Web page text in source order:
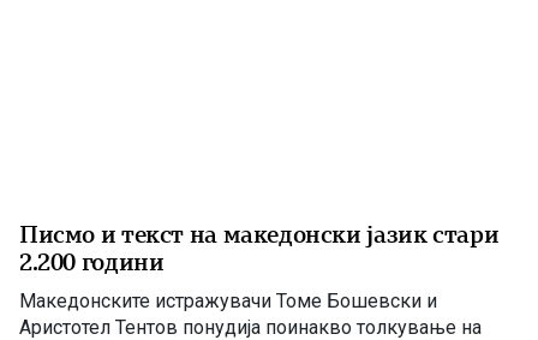
Писмо и текст на македонски јазик стари
2.200 години
Македонските истражувачи Томе Бошевски и
Аристотел Тентов понудија поинакво толкување на